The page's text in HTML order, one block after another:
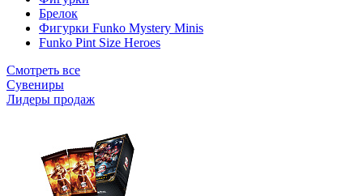
Брелок
Фигурки Funko Mystery Minis
Funko Pint Size Heroes
Смотреть все
Сувениры
Лидеры продаж